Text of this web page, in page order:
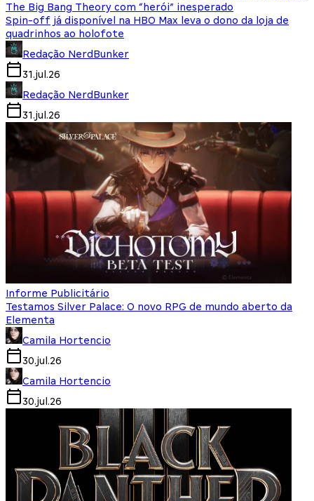
The Big Bang Theory com “herói” inesperado
Spin-off já disponível na HBO Max leva o dono da loja de
quadrinhos ao holofote
Redação NerdBunker
31.jul.26
Redação NerdBunker
31.jul.26
Informe Publicitário
Testamos Silver Palace: O novo RPG de mundo aberto da
Elementa
Camila Hortencio
30.jul.26
Camila Hortencio
30.jul.26